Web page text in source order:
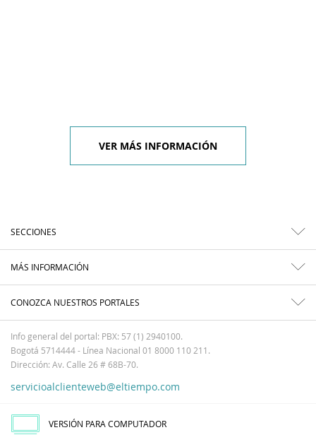
VER MÁS INFORMACIÓN
SECCIONES
MÁS INFORMACIÓN
CONOZCA NUESTROS PORTALES
Info general del portal: PBX: 57 (1) 2940100.
Bogotá 5714444 - Línea Nacional 01 8000 110 211.
Dirección: Av. Calle 26 # 68B-70.
servicioalclienteweb@eltiempo.com
VERSIÓN PARA COMPUTADOR